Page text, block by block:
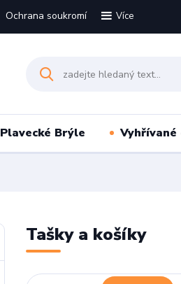
Ochrana soukromí Více
Plavecké Brýle Vyhřívané
Tašky a košíky